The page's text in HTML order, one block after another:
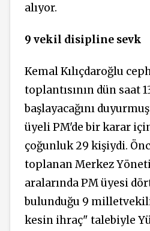
alıyor.
9 vekil disipline sevk
Kemal Kılıçdaroğlu
toplantısının dün saat
başlayacağını
üyeli PM'de bir karar
çoğunluk 29 kişiydi.
toplanan Merkez
aralarında PM üyesi
bulunduğu 9
kesin ihraç" talebiyle